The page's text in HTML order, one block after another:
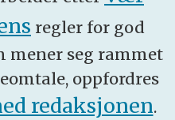
regler for god
mener seg rammet
oppfordres
redaksjonen.